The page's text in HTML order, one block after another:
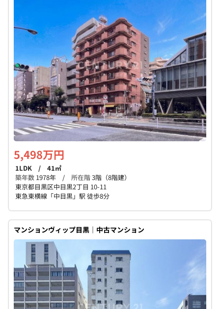
5,498万円
1LDK / 41㎡
築年数 1978年 / 所在階3階（8階建）
東京都目黒区中目黒2丁目 10-11
東急東横線「中目黒」駅 徒歩8分
マンションヴィップ目黒｜中古マンション